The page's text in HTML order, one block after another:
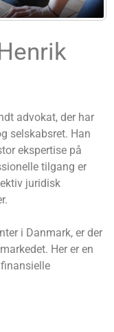
advokat, der har
selskabsret. Han
ekspertise på
tilgang er
juridisk
i Danmark, er der
Her er en